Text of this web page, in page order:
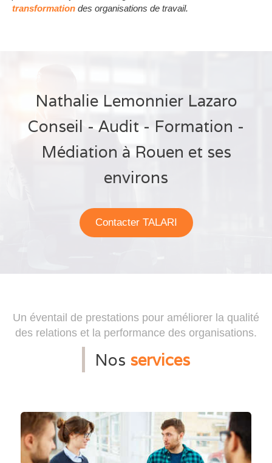
transformation des organisations de travail.
Nathalie Lemonnier Lazaro
Conseil - Audit - Formation -
Médiation à Rouen et ses
environs
Contacter TALARI
Un éventail de prestations pour améliorer la qualité
des relations et la performance des organisations.
Nos services